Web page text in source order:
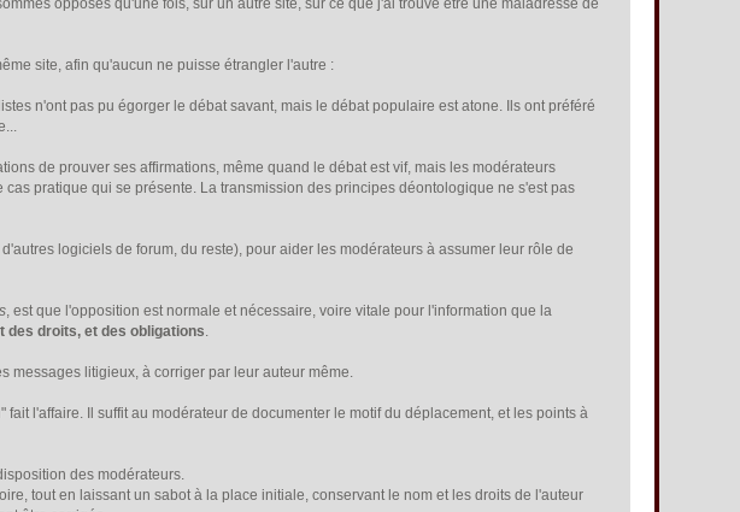
opposés qu'une fois, sur un autre site, sur ce que j'ai trouvé être une maladresse de
site, afin qu'aucun ne puisse étrangler l'autre :
n'ont pas pu égorger le débat savant, mais le débat populaire est atone. Ils ont préféré
de prouver ses affirmations, même quand le débat est vif, mais les modérateurs
pratique qui se présente. La transmission des principes déontologique ne s'est pas
logiciels de forum, du reste), pour aider les modérateurs à assumer leur rôle de
, est que l'opposition est normale et nécessaire, voire vitale pour l'information que la
des droits, et des obligations.
messages litigieux, à corriger par leur auteur même.
l'affaire. Il suffit au modérateur de documenter le motif du déplacement, et les points à
des modérateurs.
tout en laissant un sabot à la place initiale, conservant le nom et les droits de l'auteur